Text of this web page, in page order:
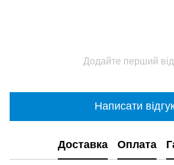
Додайте перший
Написати
Доставка Оплата